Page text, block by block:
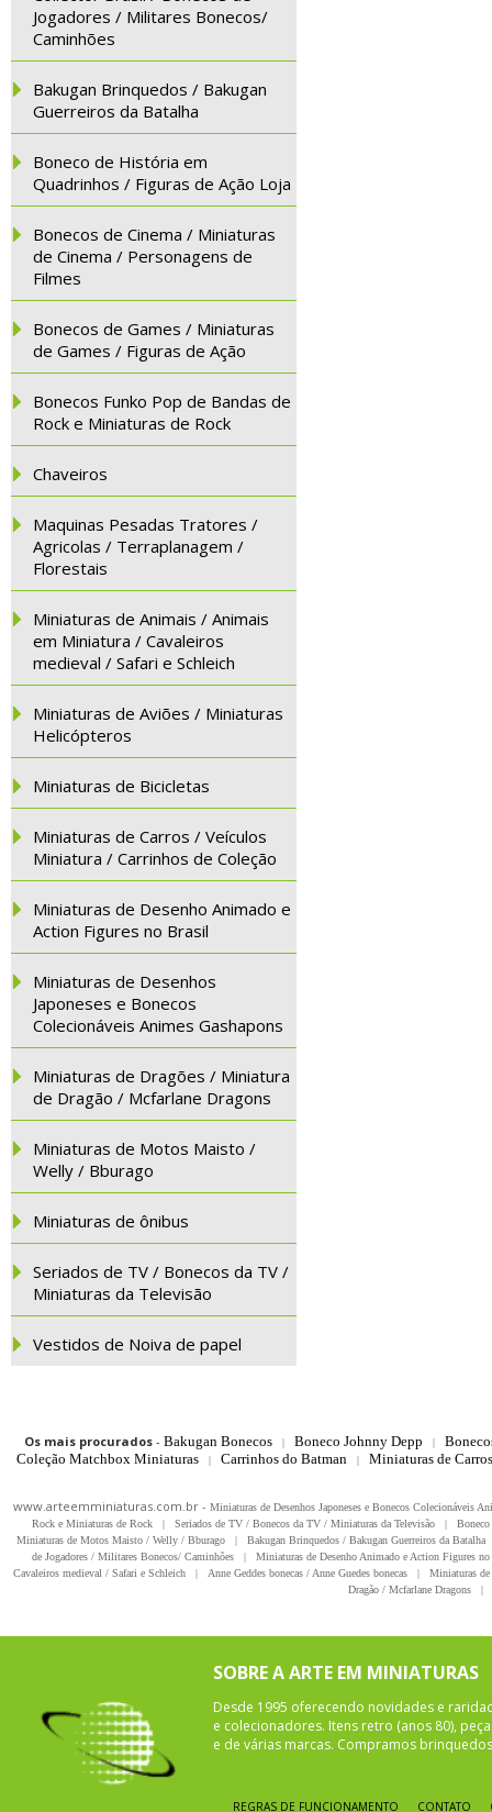
Jogadores / Militares Bonecos/
Caminhões
Bakugan Brinquedos / Bakugan
Guerreiros da Batalha
Boneco de História em
Quadrinhos / Figuras de Ação Loja
Bonecos de Cinema / Miniaturas
de Cinema / Personagens de
Filmes
Bonecos de Games / Miniaturas
de Games / Figuras de Ação
Bonecos Funko Pop de Bandas de
Rock e Miniaturas de Rock
Chaveiros
Maquinas Pesadas Tratores /
Agricolas / Terraplanagem /
Florestais
Miniaturas de Animais / Animais
em Miniatura / Cavaleiros
medieval / Safari e Schleich
Miniaturas de Aviões / Miniaturas
Helicópteros
Miniaturas de Bicicletas
Miniaturas de Carros / Veículos
Miniatura / Carrinhos de Coleção
Miniaturas de Desenho Animado e
Action Figures no Brasil
Miniaturas de Desenhos
Japoneses e Bonecos
Colecionáveis Animes Gashapons
Miniaturas de Dragões / Miniatura
de Dragão / Mcfarlane Dragons
Miniaturas de Motos Maisto /
Welly / Bburago
Miniaturas de ônibus
Seriados de TV / Bonecos da TV /
Miniaturas da Televisão
Vestidos de Noiva de papel
Os mais procurados- Bakugan Bonecos | Boneco Johnny Depp |
Coleção Matchbox Miniaturas
| Carrinhos do Batman | Miniaturas de
www.arteemminiaturas.com.br - Miniaturas de Desenhos Japoneses e Bonecos Colecionáveis
Rock e Miniaturas de Rock
| Seriados de TV / Bonecos da TV / Miniaturas da Televisão |
Miniaturas de Motos Maisto / Welly / Bburago
| Bakugan Brinquedos / Bakugan Guerreiros da Batalha
de Jogadores / Militares Bonecos/ Caminhões
|
Miniaturas de Desenho Animado e Action Figures
Cavaleiros medieval / Safari e Schleich
| Anne Geddes bonecas / Anne Guedes bonecas |
Miniaturas
Dragão / Mcfarlane Dragons
|
SOBRE A ARTE EM MINIATURAS
Desde 1995 oferecendo novidades e
e colecionadores. Itens retro (anos 80),
e de várias marcas. Compramos
REGRAS DE FUNCIONAMENTO CONTATO